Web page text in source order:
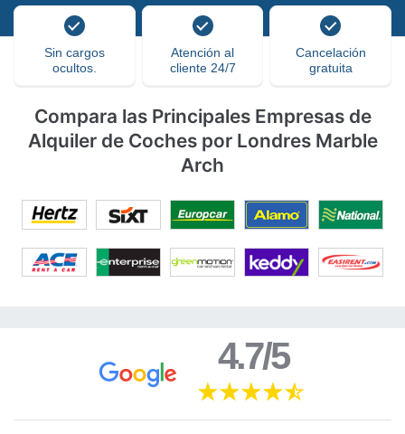
Sin cargos
ocultos.
Atención al
cliente 24/7
Cancelación
gratuita
Compara las Principales Empresas de
Alquiler de Coches por Londres Marble
Arch
4.7/5